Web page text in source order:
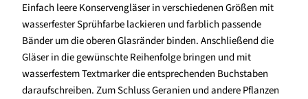
Einfach leere Konservengläser in verschiedenen Größen mit
wasserfester Sprühfarbe lackieren und farblich passende
Bänder um die oberen Glasränder binden. Anschließend die
Gläser in die gewünschte Reihenfolge bringen und mit
wasserfestem Textmarker die entsprechenden Buchstaben
daraufschreiben. Zum Schluss Geranien und andere Pflanzen